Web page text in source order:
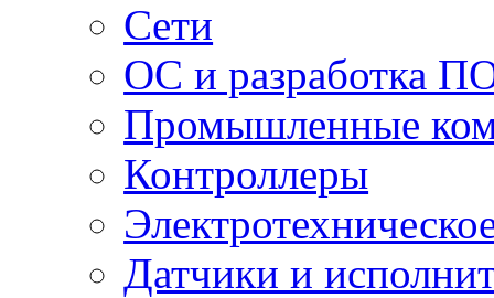
Сети
ОС и разработка
Промышленные
Контроллеры
Датчики и